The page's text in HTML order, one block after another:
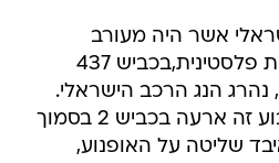
אשר היה מעורב
בתאונת דרכים עם מונית פלסטינית,בכביש 437
נהרג הנג הרכב הישראלי.
התאונה האחרונה לשבוע זה ארעה בכביש 2 בסמוך
שליטה על האופנוע,